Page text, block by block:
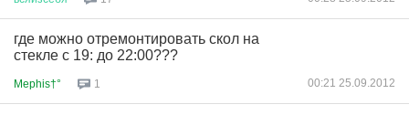
где можно отремонтировать скол на
стекле с 19: до 22:00???
Mephis†° 1 00:21 25.09.2012